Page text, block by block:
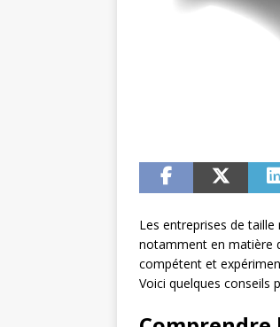
Les entreprises de
notamment en matière
compétent et
Voici quelques conseils